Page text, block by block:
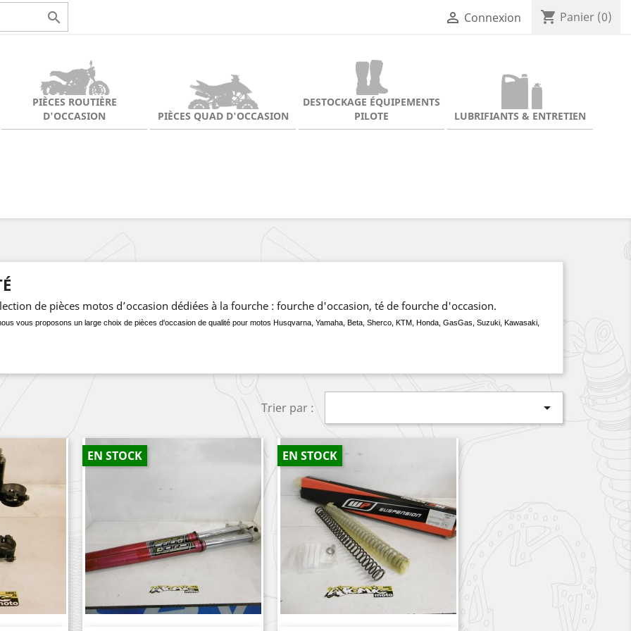
  Connexion shopping_cart Panier (0)
PIÈCES ROUTIÈRE
D'OCCASION
PIÈCES QUAD D'OCCASION
DESTOCKAGE ÉQUIPEMENTS
PILOTE
LUBRIFIANTS & ENTRETIEN
de pièces motos d’occasion dédiées à la fourche : fourche d'occasion, té de fourche d'occasion.
vous proposons un large choix de pièces d'occasion de qualité pour motos Husqvarna, Yamaha, Beta, Sherco, KTM, Honda, GasGas, Suzuki, Kawasaki,
Trier par : 
EN STOCK EN STOCK